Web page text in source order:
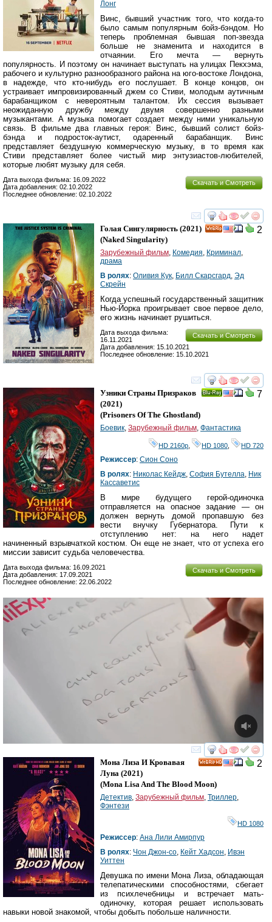
Лонг
Винс, бывший участник того, что когда-то
было самым популярным бойз-бэндом. Но
теперь проблемная бывшая поп-звезда
больше не знаменита и находится в
отчаянии. Его мечта — вернуть
популярность. И поэтому он начинает выступать на улицах Пекхэма,
рабочего и культурно разнообразного района на юго-востоке Лондона,
в надежде, что кто-нибудь его послушает. В конце концов, он
устраивает импровизированный джем со Стиви, молодым аутичным
барабанщиком с невероятным талантом. Их сессия вызывает
неожиданную дружбу между двумя совершенно разными
музыкантами. А музыка помогает создает между ними уникальную
связь. В фильме два главных героя: Винс, бывший солист бойз-
бэнда и подросток-аутист, одаренный барабанщик. Винс
представляет бездушную коммерческую музыку, в то время как
Стиви представляет более чистый мир энтузиастов-любителей,
которые любят музыку для себя.
Скачать и Смотреть
Дата выхода фильма: 16.09.2022
Дата добавления: 02.10.2022
Последнее обновление: 02.10.2022
смотреть
2
Голая Сингулярность (2021)
(Naked Singularity)
Зарубежный фильм, Комедия, Криминал,
драма
В ролях: Оливия Кук, Билл Скарсгард, Эд
Скрейн
Когда успешный государственный защитник
Нью-Йорка проигрывает свое первое дело,
его жизнь начинает рушиться.
Скачать и Смотреть
Дата выхода фильма:
16.11.2021
Дата добавления: 15.10.2021
Последнее обновление: 15.10.2021
смотреть
7
Узники Страны Призраков
(2021)
(Prisoners Of The Ghostland)
Боевик, Зарубежный фильм, Фантастика
HD 2160р HD 1080 HD 720
Режиссер: Сион Соно
В ролях: Николас Кейдж, София Бутелла, Ник
Кассаветис
В мире будущего герой-одиночка
отправляется на опасное задание — он
должен вернуть домой пропавшую без
вести внучку Губернатора. Пути к
отступлению нет: на него надет
начиненный взрывчаткой костюм. Он еще не знает, что от успеха его
миссии зависит судьба человечества.
Скачать и Смотреть
Дата выхода фильма: 16.09.2021
Дата добавления: 17.09.2021
Последнее обновление: 22.06.2022
смотреть
2
Мона Лиза И Кровавая
Луна (2021)
(Mona Lisa And The Blood Moon)
Детектив Зарубежный фильм Триллер
Фэнтези
HD 1080
Режиссер: Ана Лили Амирпур
В ролях: Чон Джон-со Кейт Хадсон Ивэн
Уиттен
Девушка по имени Мона Лиза, обладающая
телепатическими способностями, сбегает
из психлечебницы и встречает мать-
одиночку, которая решает использовать
навыки новой знакомой, чтобы добыть побольше наличности.